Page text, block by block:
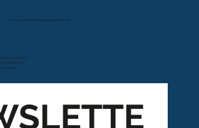
cantonale 4
postale 157
Vétroz
Dans vos foyers depuis plus de 80 ans